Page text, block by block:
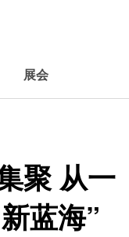
展会
聚 从一
蓝海”